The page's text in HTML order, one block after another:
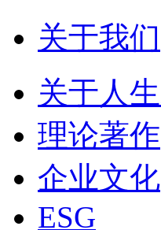
关于我们
关于人
理论著作
企业文化
ESG